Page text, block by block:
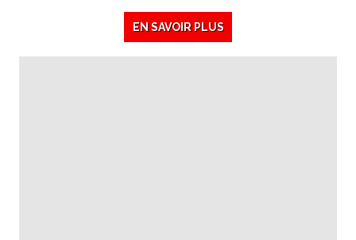
EN SAVOIR PLUS